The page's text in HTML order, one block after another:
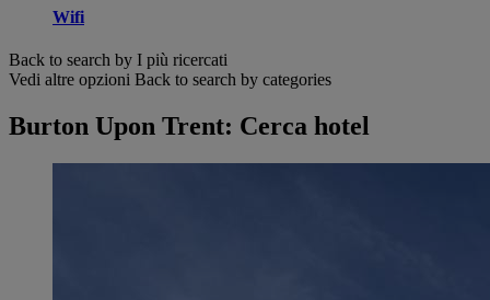
Wifi
Back to search by I più ricercati
Vedi altre opzioni Back to search by categories
Burton Upon Trent: Cerca hotel